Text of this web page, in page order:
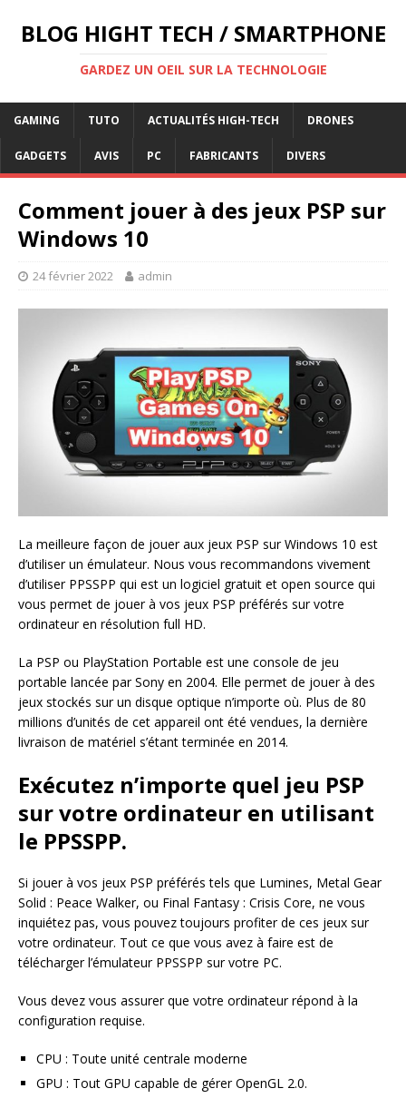
BLOG HIGHT TECH / SMARTPHONE
GARDEZ UN OEIL SUR LA TECHNOLOGIE
GAMING TUTO ACTUALITÉS HIGH-TECH DRONES
GADGETS AVIS PC FABRICANTS DIVERS
Comment jouer à des jeux PSP sur
Windows 10
24 février 2022 admin
La meilleure façon de jouer aux jeux PSP sur Windows 10 est
d’utiliser un émulateur. Nous vous recommandons vivement
d’utiliser PPSSPP qui est un logiciel gratuit et open source qui
vous permet de jouer à vos jeux PSP préférés sur votre
ordinateur en résolution full HD.
La PSP ou PlayStation Portable est une console de jeu
portable lancée par Sony en 2004. Elle permet de jouer à des
jeux stockés sur un disque optique n’importe où. Plus de 80
millions d’unités de cet appareil ont été vendues, la dernière
livraison de matériel s’étant terminée en 2014.
Exécutez n’importe quel jeu PSP
sur votre ordinateur en utilisant
le PPSSPP.
Si jouer à vos jeux PSP préférés tels que Lumines, Metal Gear
Solid : Peace Walker, ou Final Fantasy : Crisis Core, ne vous
inquiétez pas, vous pouvez toujours profiter de ces jeux sur
votre ordinateur. Tout ce que vous avez à faire est de
télécharger l’émulateur PPSSPP sur votre PC.
Vous devez vous assurer que votre ordinateur répond à la
configuration requise.
CPU : Toute unité centrale moderne
GPU : Tout GPU capable de gérer OpenGL 2.0.